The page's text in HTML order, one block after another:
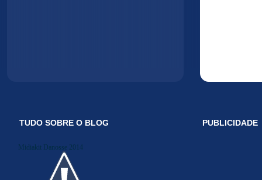
TUDO SOBRE O BLOG
Midiakit Danosse 2014
PUBLICIDADE